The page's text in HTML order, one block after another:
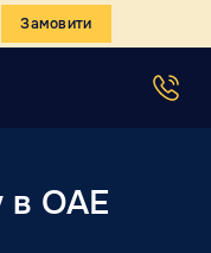
Замовити
в ОАЕ